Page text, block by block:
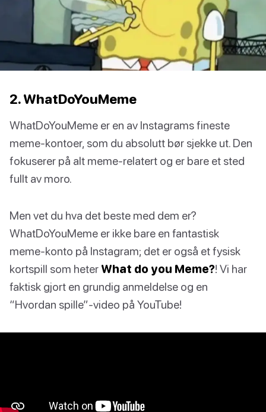
2. WhatDoYouMeme
WhatDoYouMeme er en av Instagrams fineste
meme-kontoer, som du absolutt bør sjekke ut. Den
fokuserer på alt meme-relatert og er bare et sted
fullt av moro.
Men vet du hva det beste med dem er?
WhatDoYouMeme er ikke bare en fantastisk
meme-konto på Instagram; det er også et fysisk
kortspill som heter What do you Meme?! Vi har
faktisk gjort en grundig anmeldelse og en
“Hvordan spille”-video på YouTube!